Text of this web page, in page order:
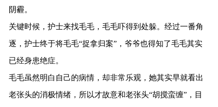
阴霾。
关键时候，护士来找毛毛，毛毛吓得到处躲。经过一番角
逐，护士终于将毛毛“捉拿归案”，爷爷也得知了毛毛其实
已经身患绝症。
毛毛虽然明白自己的病情，却非常乐观，她其实早就看出
老张头的消极情绪，所以才故意和老张头“胡搅蛮缠”，目